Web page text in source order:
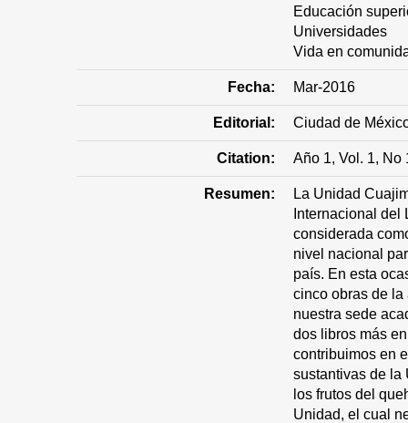
Educación
Universidades
Vida en
Fecha: Mar-2016
Editorial: Ciudad de
Citation: Año 1, Vol. 1, No
Resumen:
La Unidad
Internacional
considerada
nivel nacional
país. En esta
cinco obras de la
nuestra sede
dos libros más
contribuimos en
sustantivas de la
los frutos del
Unidad, el cual